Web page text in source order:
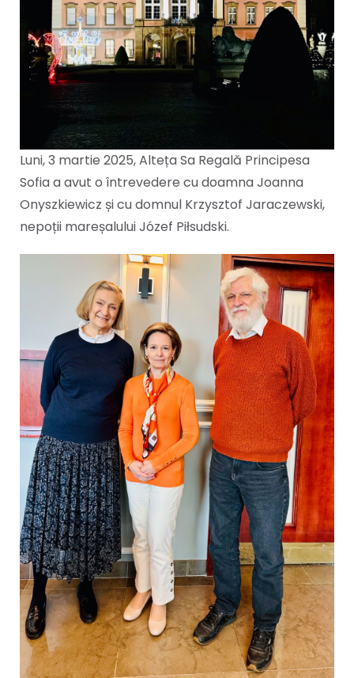
Luni, 3 martie 2025, Alteța Sa Regală Principesa
Sofia a avut o întrevedere cu doamna Joanna
Onyszkiewicz și cu domnul Krzysztof Jaraczewski,
nepoții mareșalului Józef Piłsudski.